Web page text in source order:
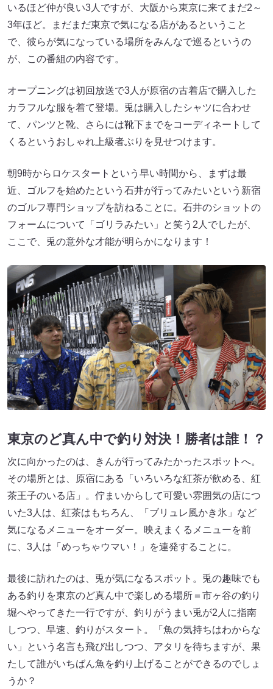
いるほど仲が良い3人ですが、大阪から東京に来てまだ2～
3年ほど。まだまだ東京で気になる店があるということ
で、彼らが気になっている場所をみんなで巡るというの
が、この番組の内容です。
オープニングは初回放送で3人が原宿の古着店で購入した
カラフルな服を着て登場。兎は購入したシャツに合わせ
て、パンツと靴、さらには靴下までをコーディネートして
くるというおしゃれ上級者ぶりを見せつけます。
朝9時からロケスタートという早い時間から、まずは最
近、ゴルフを始めたという石井が行ってみたいという新宿
のゴルフ専門ショップを訪ねることに。石井のショットの
フォームについて「ゴリラみたい」と笑う2人でしたが、
ここで、兎の意外な才能が明らかになります！
東京のど真ん中で釣り対決！勝者は誰！？
次に向かったのは、きんが行ってみたかったスポットへ。
その場所とは、原宿にある「いろいろな紅茶が飲める、紅
茶王子のいる店」。佇まいからして可愛い雰囲気の店につ
いた3人は、紅茶はもちろん、「ブリュレ風かき氷」など
気になるメニューをオーダー。映えまくるメニューを前
に、3人は「めっちゃウマい！」を連発することに。
最後に訪れたのは、兎が気になるスポット。兎の趣味でも
ある釣りを東京のど真ん中で楽しめる場所＝市ヶ谷の釣り
堀へやってきた一行ですが、釣りがうまい兎が2人に指南
しつつ、早速、釣りがスタート。「魚の気持ちはわからな
い」という名言も飛び出しつつ、アタリを待ちますが、果
たして誰がいちばん魚を釣り上げることができるのでしょ
うか？